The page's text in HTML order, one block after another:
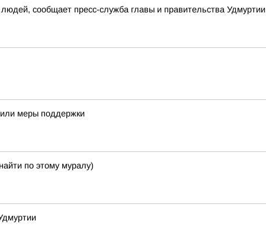
сообщает пресс-служба главы и правительства Удмуртии
меры поддержки
по этому муралу)